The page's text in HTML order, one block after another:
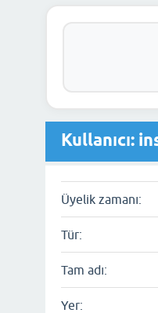
Kullanıcı:
Üyelik zamanı:
Tür:
Tam adı:
Yer: